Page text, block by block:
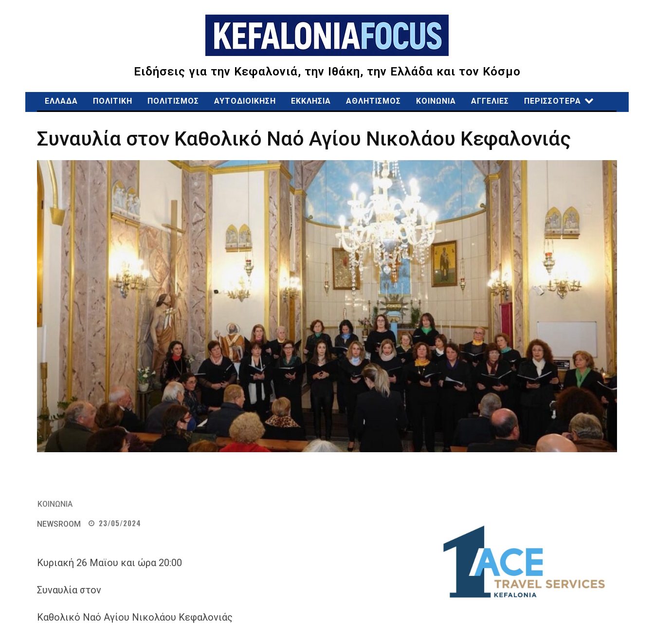
Ειδήσεις για την Κεφαλονιά, την Ιθάκη, την Ελλάδα και τον Κόσμο
ΕΛΛΑΔΑ ΠΟΛΙΤΙΚΗ ΠΟΛΙΤΙΣΜΟΣ ΑΥΤΟΔΙΟΙΚΗΣΗ ΕΚΚΛΗΣΙΑ ΑΘΛΗΤΙΣΜΟΣ ΚΟΙΝΩΝΙΑ ΑΓΓΕΛΙΕΣ ΠΕΡΙΣΣΟΤΕΡΑ
Συναυλία στον Καθολικό Ναό Αγίου Νικολάου Κεφαλονιάς
ΚΟΙΝΩΝΙΑ
NEWSROOM 23/05/2024
Κυριακή 26 Μαϊου και ώρα 20:00
Συναυλία στον
Καθολικό Ναό Αγίου Νικολάου Κεφαλονιάς